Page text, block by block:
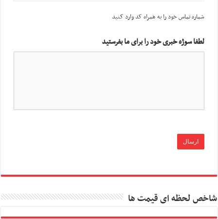
شماره تماس خود را به همراه کد وارد کنید
لطفا سوژه خبری خود را برای ما بفرستید
شاخص لحظه ای قیمت ها